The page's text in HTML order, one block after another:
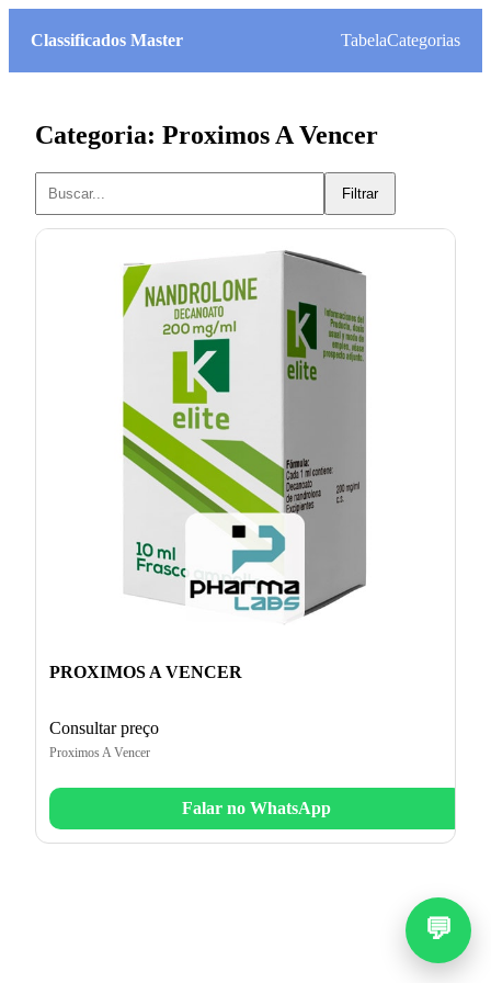
Classificados Master TabelaCategorias
Categoria: Proximos A Vencer
Filtrar
PROXIMOS A VENCER
Consultar preço
Proximos A Vencer
Falar no WhatsApp
💬